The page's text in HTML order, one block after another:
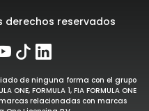
derechos reservados
de ninguna forma con el grupo
FORMULA 1, FIA FORMULA ONE
y marcas relacionadas con marcas